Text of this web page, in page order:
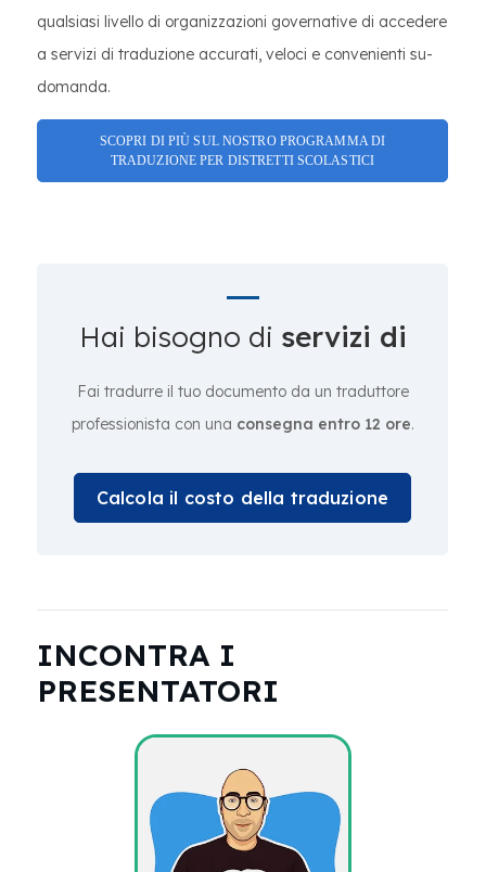
qualsiasi livello di organizzazioni governative di accedere
a servizi di traduzione accurati, veloci e convenienti su-
domanda.
SCOPRI DI PIÙ SUL NOSTRO PROGRAMMA DI
TRADUZIONE PER DISTRETTI SCOLASTICI
Hai bisogno di servizi di
Fai tradurre il tuo documento da un traduttore
professionista con una consegna entro 12 ore.
Calcola il costo della traduzione
INCONTRA I
PRESENTATORI